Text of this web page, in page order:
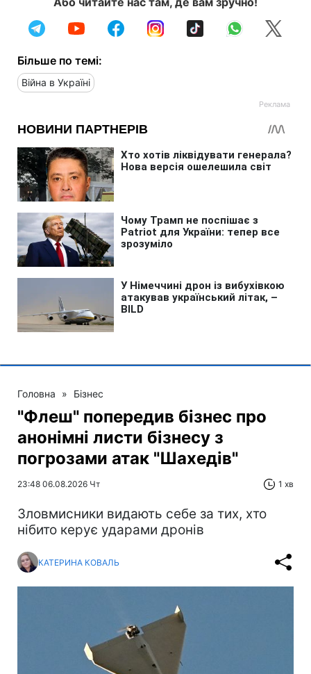
Більше по темі:
Війна в Україні
Головна » Бізнес
"Флеш" попередив бізнес про
анонімні листи бізнесу з
погрозами атак "Шахедів"
23:48 06.08.2026 Чт 1 хв
Зловмисники видають себе за тих, хто
нібито керує ударами дронів
КАТЕРИНА КОВАЛЬ